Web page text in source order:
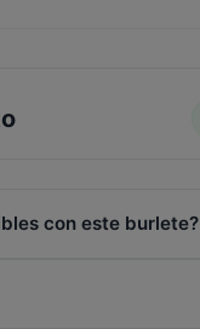
con este burlete?